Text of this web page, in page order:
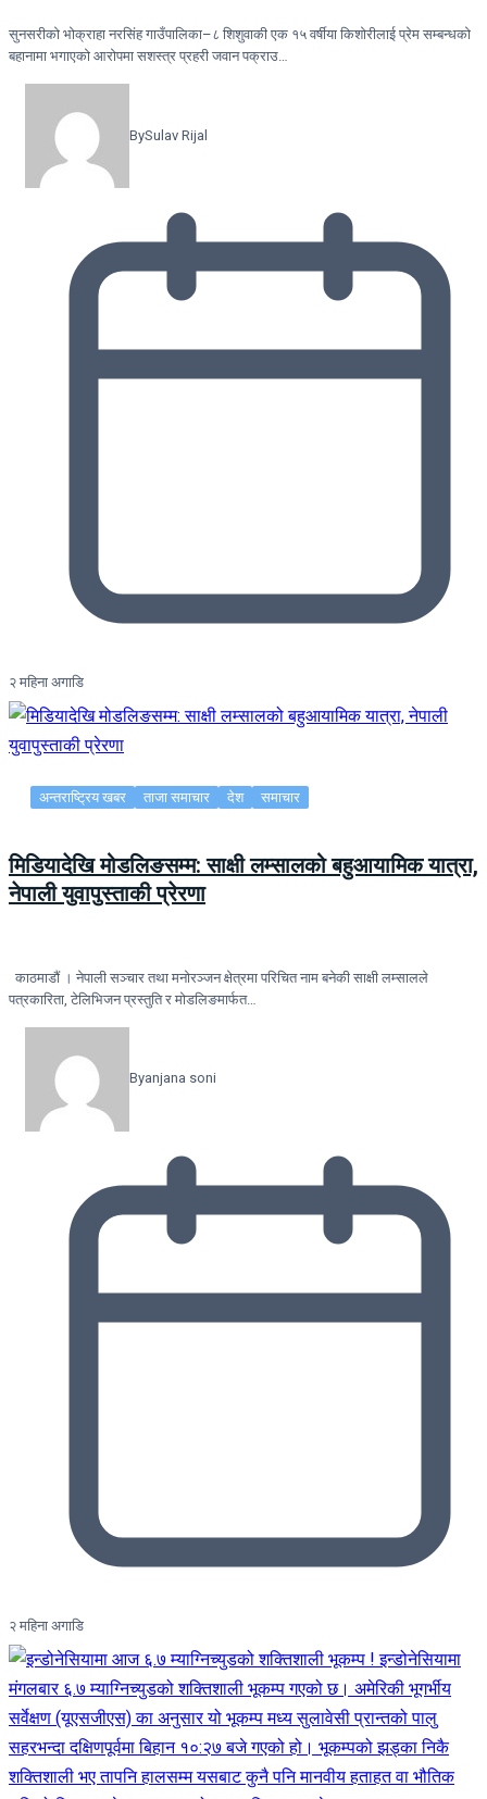
सुनसरीको भोक्राहा नरसिंह गाउँपालिका–८ शिशुवाकी एक १५ वर्षीया किशोरीलाई प्रेम सम्बन्धको
बहानामा भगाएको आरोपमा सशस्त्र प्रहरी जवान पक्राउ…
BySulav Rijal
२ महिना अगाडि
अन्तराष्ट्रिय खबर ताजा समाचार देश समाचार
मिडियादेखि मोडलिङसम्म: साक्षी लम्सालको बहुआयामिक यात्रा,
नेपाली युवापुस्ताकी प्रेरणा
काठमाडौं । नेपाली सञ्चार तथा मनोरञ्जन क्षेत्रमा परिचित नाम बनेकी साक्षी लम्सालले
पत्रकारिता, टेलिभिजन प्रस्तुति र मोडलिङमार्फत…
Byanjana soni
२ महिना अगाडि